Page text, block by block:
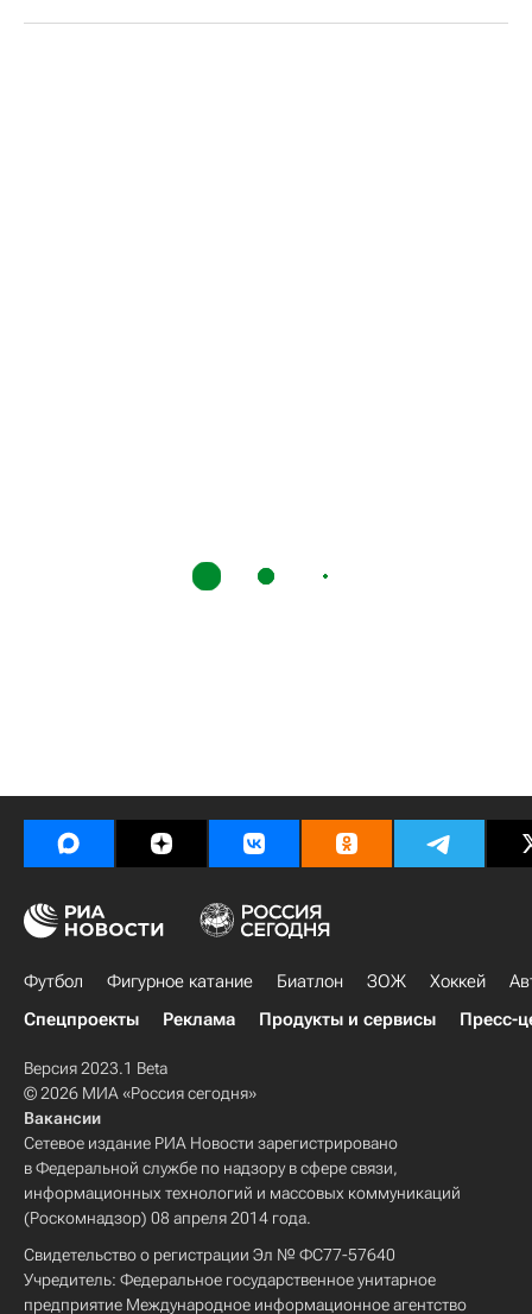
Футбол Фигурное катание Биатлон ЗОЖ Хоккей
Спецпроекты
Реклама Продукты и сервисы Пресс-
Версия 2023.1 Beta
© 2026 МИА «Россия сегодня»
Вакансии
Сетевое издание РИА Новости зарегистрировано
в Федеральной службе по надзору в сфере связи,
информационных технологий и массовых коммуникаций
(Роскомнадзор) 08 апреля 2014 года.
Свидетельство о регистрации Эл № ФС77-57640
Учредитель: Федеральное государственное унитарное
предприятие Международное информационное агентство